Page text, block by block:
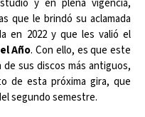
y en plena vigencia,
que le brindó su aclamada
en 2022 y que les valió el
Año. Con ello, es que este
de sus discos más antiguos,
de esta próxima gira, que
segundo semestre.